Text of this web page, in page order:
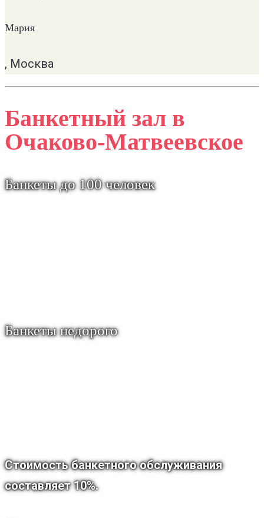
Мария
, Москва
Банкетный зал в
Очаково-Матвеевское
Банкеты до 100 человек
Банкеты недорого
Стоимость банкетного обслуживания
составляет 10%.